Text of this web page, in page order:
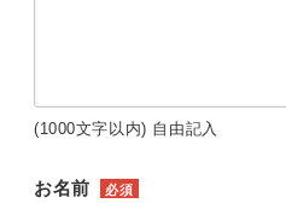
(1000文字以内) 自由記入
お名前 必須